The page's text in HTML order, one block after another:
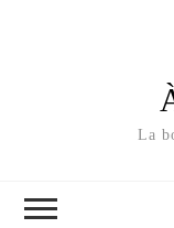
La